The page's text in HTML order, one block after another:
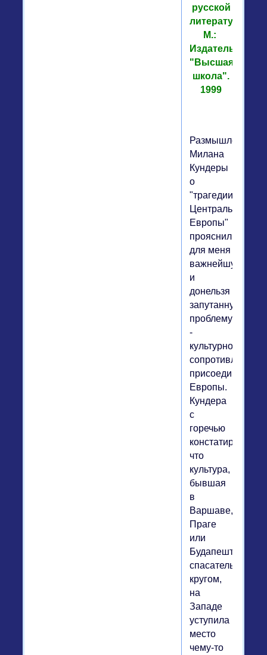
русской
литературе.
М.:
Издательство
"Высшая
школа".
1999
Размышления
Милана
Кундеры
о
"трагедии
Центральной
Европы"
прояснили
для меня
важнейшую
и
донельзя
запутанную
проблему
-
культурное
сопротивление
присоединенной
Европы.
Кундера
с
горечью
констатирует,
что
культура,
бывшая
в
Варшаве,
Праге
или
Будапеште
спасательным
кругом,
на
Западе
уступила
место
чему-то